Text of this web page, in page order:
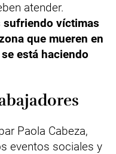
atender.
sufriendo víctimas
que mueren en
está haciendo
Paola Cabeza,
eventos sociales y